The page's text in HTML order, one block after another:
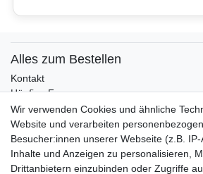
Alles zum Bestellen
Kontakt
Häufige Fragen
Zahlungsmöglichkeiten
Versandbedingungen
Widerrufsrecht
Vertrag widerrufen
Wir verwenden Cookies und ähnliche
Website und verarbeiten
Besucher:innen unserer Webseite (z.B. IP-
Inhalte und Anzeigen zu personalisieren,
Drittanbietern einzubinden oder Zugriffe